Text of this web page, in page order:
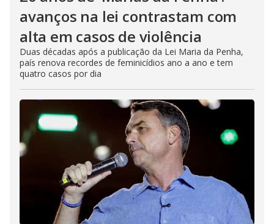
avanços na lei contrastam com
alta em casos de violência
Duas décadas após a publicação da Lei Maria da Penha,
país renova recordes de feminicídios ano a ano e tem
quatro casos por dia